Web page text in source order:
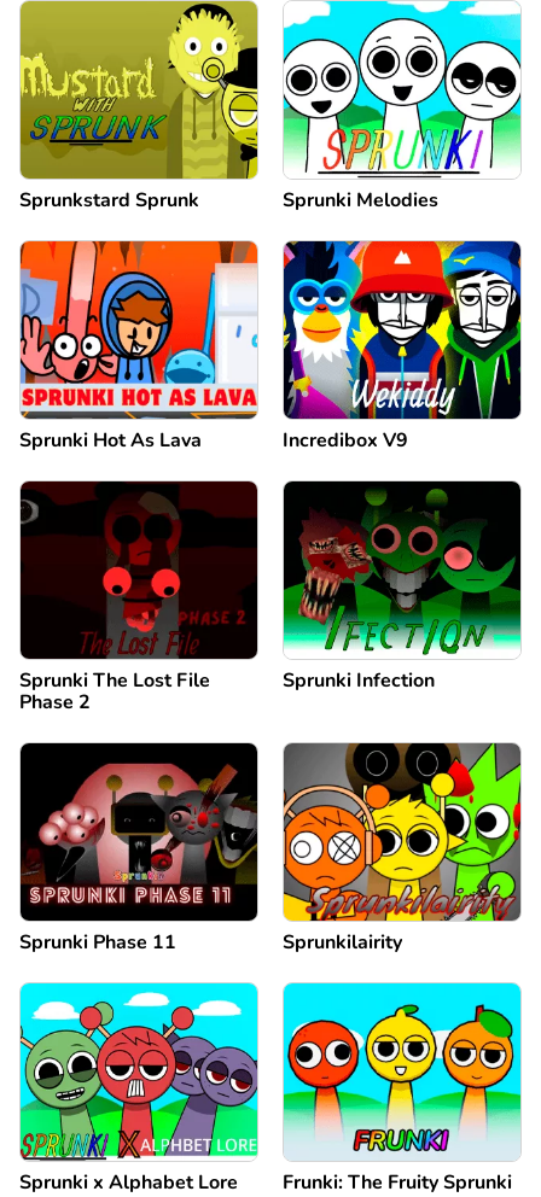
Sprunkstard Sprunk Sprunki Melodies
Sprunki Hot As Lava Incredibox V9
Sprunki The Lost File
Phase 2
Sprunki Infection
Sprunki Phase 11 Sprunkilairity
Sprunki x Alphabet Lore Frunki: The Fruity Sprunki